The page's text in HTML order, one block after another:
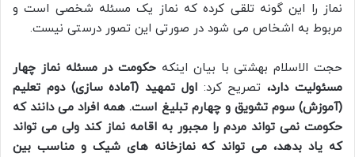
نماز را این گونه تلقی کرده که نماز یک مسئله شخصی است و
مربوط به اشخاص می شود در صورتی این تصور درستی نیست.
حجت الاسلام بهشتی با بیان اینکه حکومت در مسئله نماز چهار
مسئولیت دارد،تصریح کرد: اول تمهید (آماده سازی) دوم تعلیم
(آموزش) سوم تشویق و چهارم تبلیغ است. همه افراد می دانند که
حکومت نمی تواند مردم را مجبور به اقامه نماز کند ولی می تواند
که یاد بدهد، می تواند که نمازخانه های شیک و مناسب بین